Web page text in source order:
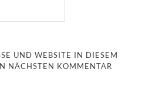
UND WEBSITE IN DIESEM
NÄCHSTEN KOMMENTAR